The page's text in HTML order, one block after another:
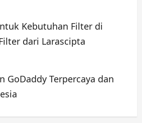
Kebutuhan Filter di
dari Larascipta
GoDaddy Terpercaya dan